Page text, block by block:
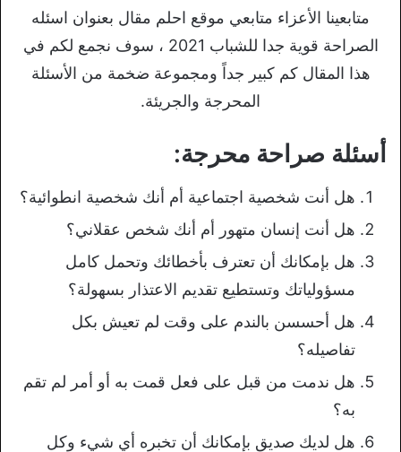
متابعينا الأعزاء متابعي موقع احلم مقال بعنوان اسئله
الصراحة قوية جدا للشباب 2021 ، سوف نجمع لكم في
هذا المقال كم كبير جداً ومجموعة ضخمة من الأسئلة
المحرجة والجريئة.
أسئلة صراحة محرجة:
هل أنت شخصية اجتماعية أم أنك شخصية انطوائية؟
هل أنت إنسان متهور أم أنك شخص عقلاني؟
هل بإمكانك أن تعترف بأخطائك وتحمل كامل
مسؤولياتك وتستطيع تقديم الاعتذار بسهولة؟
هل أحسسن بالندم على وقت لم تعيش بكل
تفاصيله؟
هل ندمت من قبل على فعل قمت به أو أمر لم تقم
به؟
هل لديك صديق بإمكانك أن تخبره أي شيء وكل